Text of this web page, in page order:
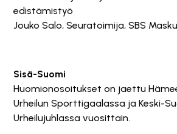
edistämistyö
Jouko Salo, Seuratoimija, SBS Masku
Sisä-Suomi
Huomionosoitukset on jaettu
Urheilun Sporttigaalassa ja Keski-
Urheilujuhlassa vuosittain.